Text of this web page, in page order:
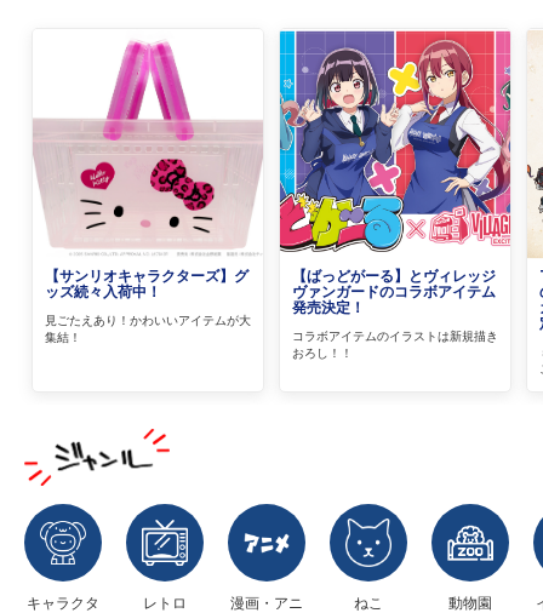
【サンリオキャラクターズ】グ
ッズ続々入荷中！
見ごたえあり！かわいいアイテムが大
集結！
【ばっどがーる】とヴィレッジ
ヴァンガードのコラボアイテム
発売決定！
コラボアイテムのイラストは新規描き
おろし！！
キャラクタ
レトロ
漫画・アニ
ねこ 動物園